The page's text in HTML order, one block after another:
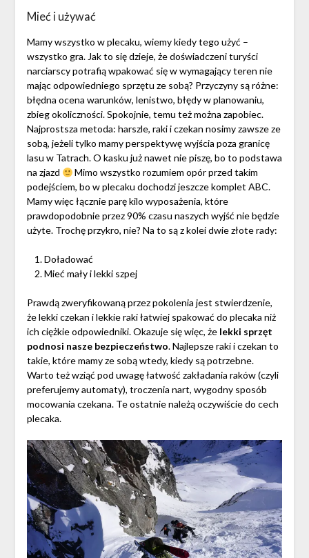
Mieć i używać
Mamy wszystko w plecaku, wiemy kiedy tego użyć –
wszystko gra. Jak to się dzieje, że doświadczeni turyści
narciarscy potrafią wpakować się w wymagający teren nie
mając odpowiedniego sprzętu ze sobą? Przyczyny są różne:
błędna ocena warunków, lenistwo, błędy w planowaniu,
zbieg okoliczności. Spokojnie, temu też można zapobiec.
Najprostsza metoda: harszle, raki i czekan nosimy zawsze ze
sobą, jeżeli tylko mamy perspektywę wyjścia poza granicę
lasu w Tatrach. O kasku już nawet nie piszę, bo to podstawa
na zjazd
Mimo wszystko rozumiem opór przed takim
podejściem, bo w plecaku dochodzi jeszcze komplet ABC.
Mamy więc łącznie parę kilo wyposażenia, które
prawdopodobnie przez 90% czasu naszych wyjść nie będzie
użyte. Trochę przykro, nie? Na to są z kolei dwie złote rady:
Doładować
Mieć mały i lekki szpej
Prawdą zweryfikowaną przez pokolenia jest stwierdzenie,
że lekki czekan i lekkie raki łatwiej spakować do plecaka niż
ich ciężkie odpowiedniki. Okazuje się więc, że lekki sprzęt
podnosi nasze bezpieczeństwo. Najlepsze raki i czekan to
takie, które mamy ze sobą wtedy, kiedy są potrzebne.
Warto też wziąć pod uwagę łatwość zakładania raków (czyli
preferujemy automaty), troczenia nart, wygodny sposób
mocowania czekana. Te ostatnie należą oczywiście do cech
plecaka.